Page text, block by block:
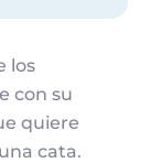
los
con su
quiere
cata.